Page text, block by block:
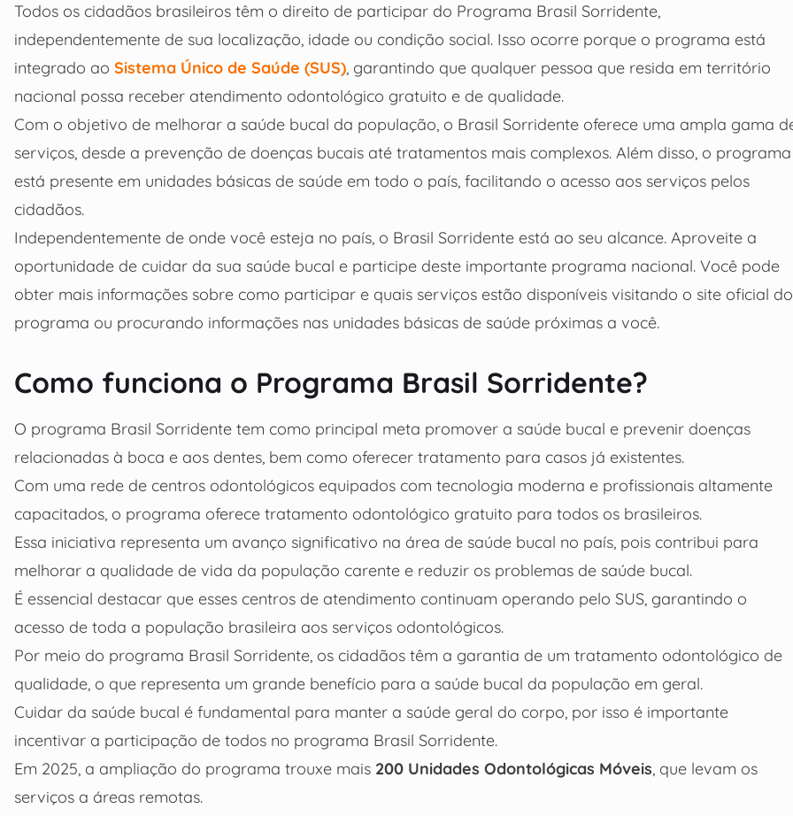
Todos os cidadãos brasileiros têm o direito de participar do Programa Brasil Sorridente,
independentemente de sua localização, idade ou condição social. Isso ocorre porque o programa está
integrado ao Sistema Único de Saúde (SUS) , garantindo que qualquer pessoa que resida em território
nacional possa receber atendimento odontológico gratuito e de qualidade.
Com o objetivo de melhorar a saúde bucal da população, o Brasil Sorridente oferece uma ampla gama
serviços, desde a prevenção de doenças bucais até tratamentos mais complexos. Além disso, o programa
está presente em unidades básicas de saúde em todo o país, facilitando o acesso aos serviços pelos
cidadãos.
Independentemente de onde você esteja no país, o Brasil Sorridente está ao seu alcance. Aproveite a
oportunidade de cuidar da sua saúde bucal e participe deste importante programa nacional. Você pode
obter mais informações sobre como participar e quais serviços estão disponíveis visitando o site oficial do
programa ou procurando informações nas unidades básicas de saúde próximas a você.
Como funciona o Programa Brasil Sorridente?
O programa Brasil Sorridente tem como principal meta promover a saúde bucal e prevenir doenças
relacionadas à boca e aos dentes, bem como oferecer tratamento para casos já existentes.
Com uma rede de centros odontológicos equipados com tecnologia moderna e profissionais altamente
capacitados, o programa oferece tratamento odontológico gratuito para todos os brasileiros.
Essa iniciativa representa um avanço significativo na área de saúde bucal no país, pois contribui para
melhorar a qualidade de vida da população carente e reduzir os problemas de saúde bucal.
É essencial destacar que esses centros de atendimento continuam operando pelo SUS, garantindo o
acesso de toda a população brasileira aos serviços odontológicos.
Por meio do programa Brasil Sorridente, os cidadãos têm a garantia de um tratamento odontológico de
qualidade, o que representa um grande benefício para a saúde bucal da população em geral.
Cuidar da saúde bucal é fundamental para manter a saúde geral do corpo, por isso é importante
incentivar a participação de todos no programa Brasil Sorridente.
Em 2025, a ampliação do programa trouxe mais 200 Unidades Odontológicas Móveis , que levam os
serviços a áreas remotas.